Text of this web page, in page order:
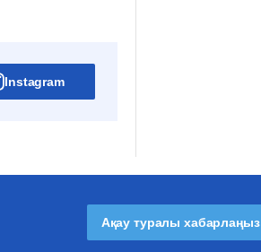
Instagram
Ақау туралы хабарлаңыз